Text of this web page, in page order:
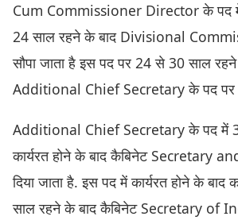
Cum Commissioner Director के
24 साल रहने के बाद Divisional
सौपा जाता है इस पद पर 24 से 30 साल
Additional Chief Secretary के पद पर
Additional Chief Secretary के पद में
कार्यरत होने के बाद कैबिनेट Secretary
दिया जाता है. इस पद में कार्यरत होने के
साल रहने के बाद कैबिनेट Secretary of